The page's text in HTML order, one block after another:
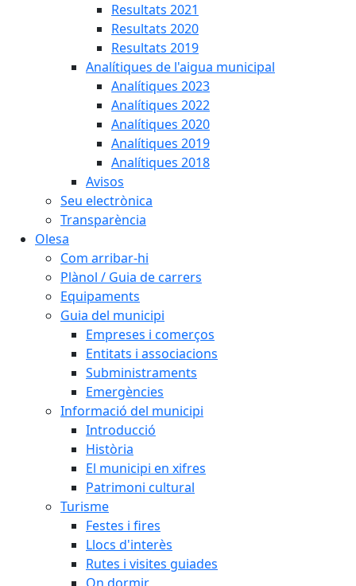
Resultats 2021
Resultats 2020
Resultats 2019
Analítiques de l'aigua municipal
Analítiques 2023
Analítiques 2022
Analítiques 2020
Analítiques 2019
Analítiques 2018
Avisos
Seu electrònica
Transparència
Olesa
Com arribar-hi
Plànol / Guia de carrers
Equipaments
Guia del municipi
Empreses i comerços
Entitats i associacions
Subministraments
Emergències
Informació del municipi
Introducció
Història
El municipi en xifres
Patrimoni cultural
Turisme
Festes i fires
Llocs d'interès
Rutes i visites guiades